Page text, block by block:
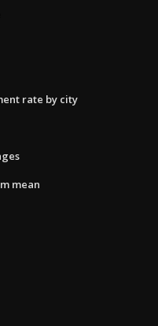
rate by city
mean